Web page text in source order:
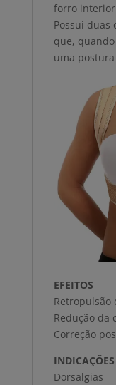
forro interior
Possui duas
que,
uma
EFEITOS
Retropulsão
Redução da
Correção
INDICAÇÕES
Dorsalgias